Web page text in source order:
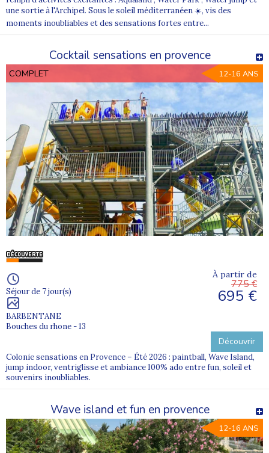
une sortie à l'Archipel. Sous le soleil méditerranéen ☀️, vis des
moments inoubliables et des sensations fortes entre...
Cocktail sensations en provence
COMPLET 12-16 ANS
Séjour de 7 jour(s)
BARBENTANE
Bouches du rhone - 13
À partir de
775 €
695 €
Découvrir
Colonie sensations en Provence – Été 2026 : paintball, Wave Island,
jump indoor, ventriglisse et ambiance 100% ado entre fun, soleil et
souvenirs inoubliables.
Wave island et fun en provence
12-16 ANS